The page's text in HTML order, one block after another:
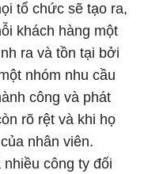
tổ chức sẽ tạo ra,
khách hàng một
ra và tồn tại bởi
nhóm nhu cầu
công và phát
rõ rệt và khi họ
nhân viên.
công ty đối